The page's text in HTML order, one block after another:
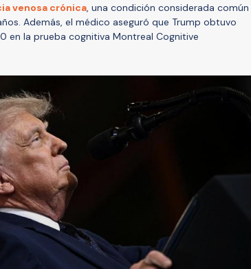
venosa crónica, una condición considerada común
Además, el médico aseguró que Trump obtuvo
en la prueba cognitiva Montreal Cognitive